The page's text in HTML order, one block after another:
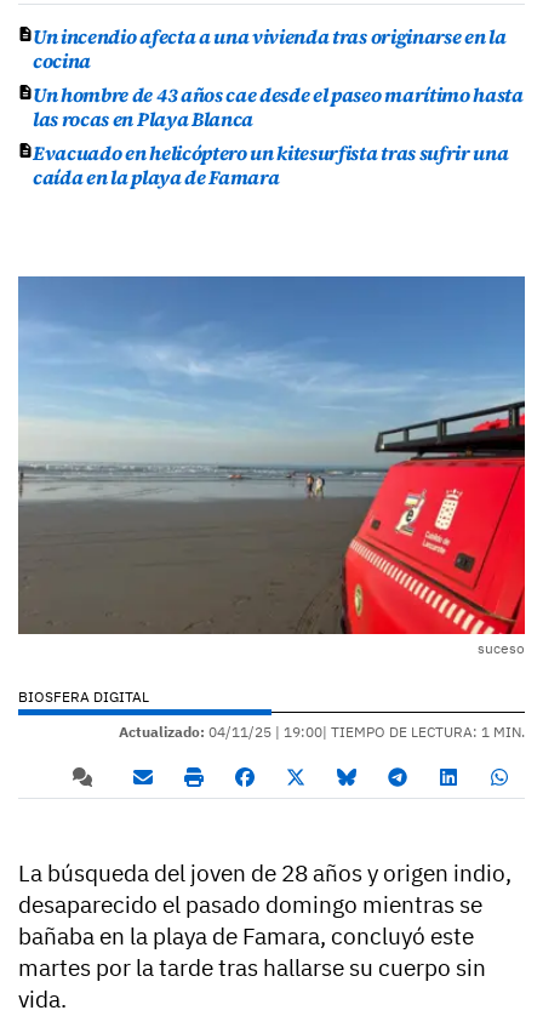
Un incendio afecta a una vivienda tras originarse en la
cocina
Un hombre de 43 años cae desde el paseo marítimo hasta
las rocas en Playa Blanca
Evacuado en helicóptero un kitesurfista tras sufrir una
caída en la playa de Famara
suceso
BIOSFERA DIGITAL
Actualizado: 04/11/25 | 19:00| TIEMPO DE LECTURA: 1 MIN.
La búsqueda del joven de 28 años y origen indio,
desaparecido el pasado domingo mientras se
bañaba en la playa de Famara, concluyó este
martes por la tarde tras hallarse su cuerpo sin
vida.